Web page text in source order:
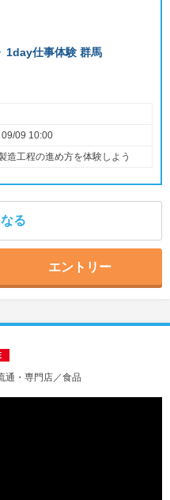
1day仕事体験 群馬
09 10:00
造工程の進め方を体験しよう
る
エントリー
通・専門店／食品